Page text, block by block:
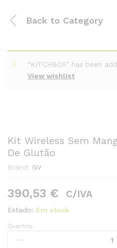
Back to Category
View wishlist
“KITCHBOX” has been
Kit Wireless Sem
De Glutão
Brand: GV
390,53 € C/IVA
Estado: Em stock
Kit
Wireless
Quantity: